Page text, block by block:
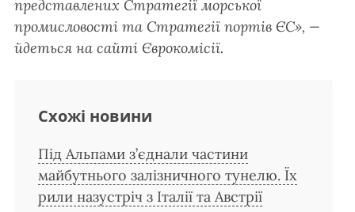
представлених Стратегії морської
промисловості та Стратегії портів ЄС», —
йдеться на сайті Єврокомісії.
Схожі новини
Під Альпами з’єднали частини
майбутнього залізничного тунелю. Їх
рили назустріч з Італії та Австрії